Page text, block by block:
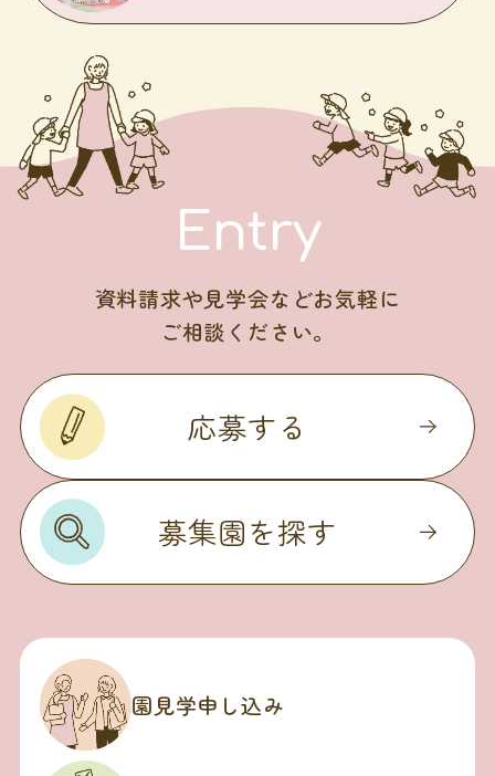
Entry
資料請求や見学会などお気軽に
ご相談ください。
応募する
募集園を探す
園見学申し込み